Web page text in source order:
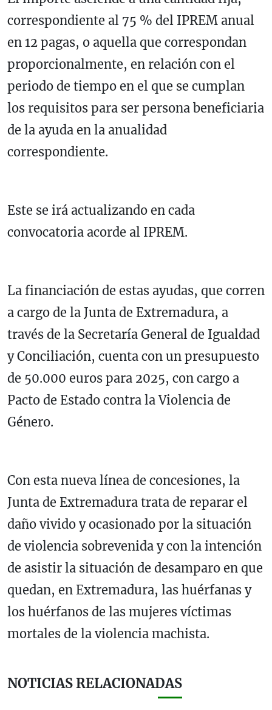
correspondiente al 75 % del IPREM anual
en 12 pagas, o aquella que correspondan
proporcionalmente, en relación con el
periodo de tiempo en el que se cumplan
los requisitos para ser persona beneficiaria
de la ayuda en la anualidad
correspondiente.
Este se irá actualizando en cada
convocatoria acorde al IPREM.
La financiación de estas ayudas, que corren
a cargo de la Junta de Extremadura, a
través de la Secretaría General de Igualdad
y Conciliación, cuenta con un presupuesto
de 50.000 euros para 2025, con cargo a
Pacto de Estado contra la Violencia de
Género.
Con esta nueva línea de concesiones, la
Junta de Extremadura trata de reparar el
daño vivido y ocasionado por la situación
de violencia sobrevenida y con la intención
de asistir la situación de desamparo en que
quedan, en Extremadura, las huérfanas y
los huérfanos de las mujeres víctimas
mortales de la violencia machista.
NOTICIAS RELACIONADAS